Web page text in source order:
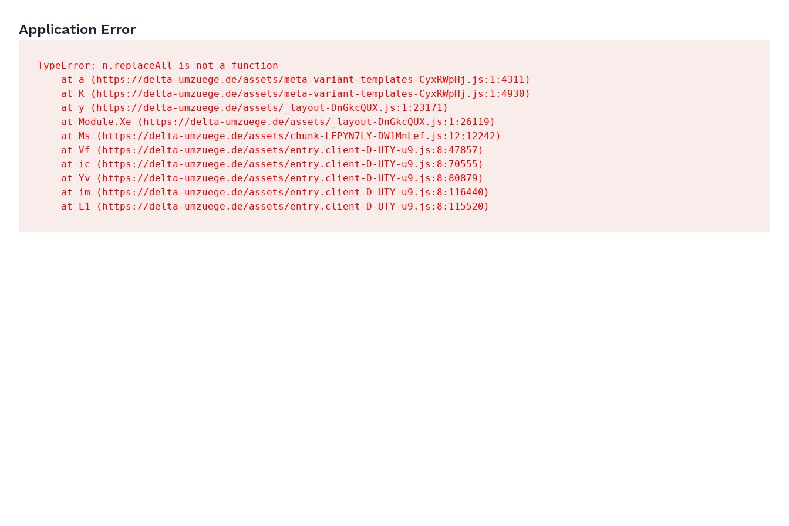
Application Error
TypeError: n.replaceAll is not a function
    at a (https://delta-umzuege.de/assets/meta-variant-templates-CyxRWpHj.js:1:4311)
    at K (https://delta-umzuege.de/assets/meta-variant-templates-CyxRWpHj.js:1:4930)
    at y (https://delta-umzuege.de/assets/_layout-DnGkcQUX.js:1:23171)
    at Module.Xe (https://delta-umzuege.de/assets/_layout-DnGkcQUX.js:1:26119)
    at Ms (https://delta-umzuege.de/assets/chunk-LFPYN7LY-DW1MnLef.js:12:12242)
    at Vf (https://delta-umzuege.de/assets/entry.client-D-UTY-u9.js:8:47857)
    at ic (https://delta-umzuege.de/assets/entry.client-D-UTY-u9.js:8:70555)
    at Yv (https://delta-umzuege.de/assets/entry.client-D-UTY-u9.js:8:80879)
    at im (https://delta-umzuege.de/assets/entry.client-D-UTY-u9.js:8:116440)
    at L1 (https://delta-umzuege.de/assets/entry.client-D-UTY-u9.js:8:115520)